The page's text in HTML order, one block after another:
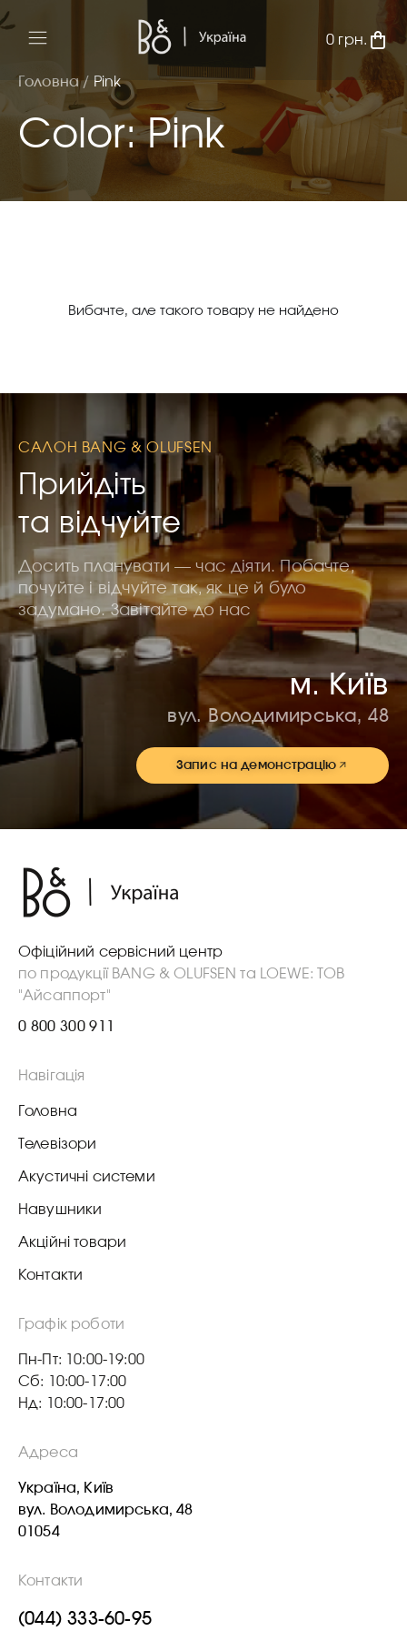
0 грн.
Головна / Pink
Color: Pink
Вибачте, але такого товару не найдено
САЛОН BANG & OLUFSEN
Прийдіть
та відчуйте
Досить планувати — час діяти. Побачте,
почуйте і відчуйте так, як це й було
задумано. Завітайте до нас
м. Київ
вул. Володимирська, 48
Запис на демонстрацію
Офіційний сервісний центр
по продукції BANG & OLUFSEN та LOEWE: ТОВ
"Айсаппорт"
0 800 300 911
Навігація
Головна
Телевізори
Акустичні системи
Навушники
Акційні товари
Контакти
Графік роботи
Пн-Пт: 10:00-19:00
Сб: 10:00-17:00
Нд: 10:00-17:00
Адреса
Україна, Київ
вул. Володимирська, 48
01054
Контакти
(044) 333-60-95